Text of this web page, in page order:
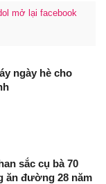
mở lại facebook
ngày hè cho
sắc cụ bà 70
ăn đường 28 năm